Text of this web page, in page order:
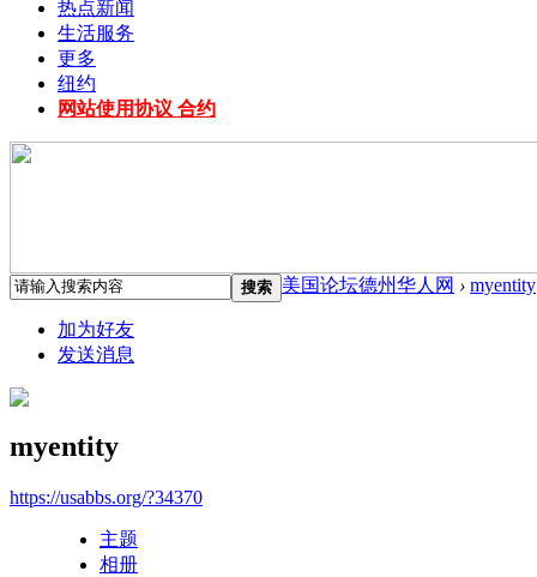
热点新闻
生活服务
更多
纽约
网站使用协议 合约
搜索 美国论坛德州华人网 › myentity
加为好友
发送消息
myentity
https://usabbs.org/?34370
主题
相册